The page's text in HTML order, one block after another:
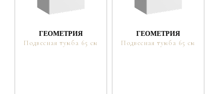
ГЕОМЕТРИЯ
Подвесная тумба 65 см
ГЕОМЕТРИЯ
Подвесная тумба 65 см